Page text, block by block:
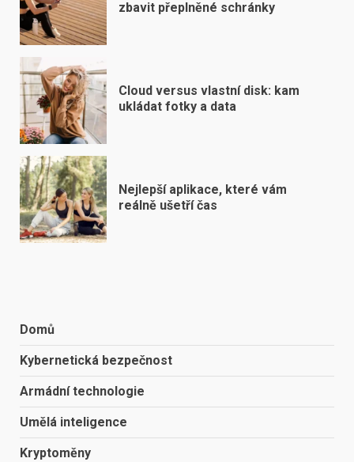
zbavit přeplněné schránky
Cloud versus vlastní disk: kam
ukládat fotky a data
Nejlepší aplikace, které vám
reálně ušetří čas
Domů
Kybernetická bezpečnost
Armádní technologie
Umělá inteligence
Kryptoměny